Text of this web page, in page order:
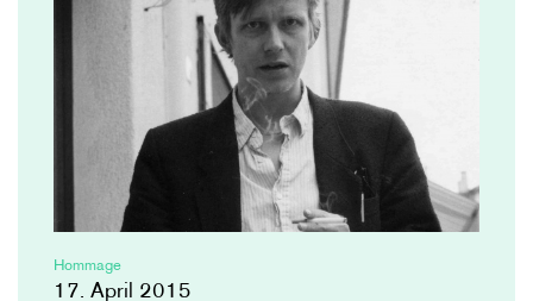
Hommage
17. April 2015